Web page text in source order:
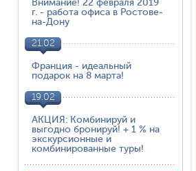
Внимание! 22 февраля 2019
г. - работа офиса в Ростове-
на-Дону
21.02
Франция - идеальный
подарок на 8 марта!
19.02
АКЦИЯ: Комбинируй и
выгодно бронируй! + 1 % на
экскурсионные и
комбинированные туры!